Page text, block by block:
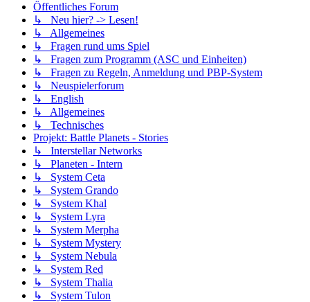
Öffentliches Forum
↳ Neu hier? -> Lesen!
↳ Allgemeines
↳ Fragen rund ums Spiel
↳ Fragen zum Programm (ASC und Einheiten)
↳ Fragen zu Regeln, Anmeldung und PBP-System
↳ Neuspielerforum
↳ English
↳ Allgemeines
↳ Technisches
Projekt: Battle Planets - Stories
↳ Interstellar Networks
↳ Planeten - Intern
↳ System Ceta
↳ System Grando
↳ System Khal
↳ System Lyra
↳ System Merpha
↳ System Mystery
↳ System Nebula
↳ System Red
↳ System Thalia
↳ System Tulon